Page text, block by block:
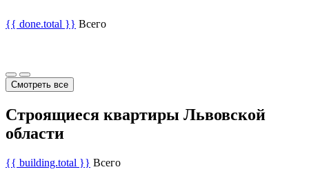
{{ done.total }} Всего
Смотреть все
Строящиеся квартиры Львовской
области
{{ building.total }} Всего